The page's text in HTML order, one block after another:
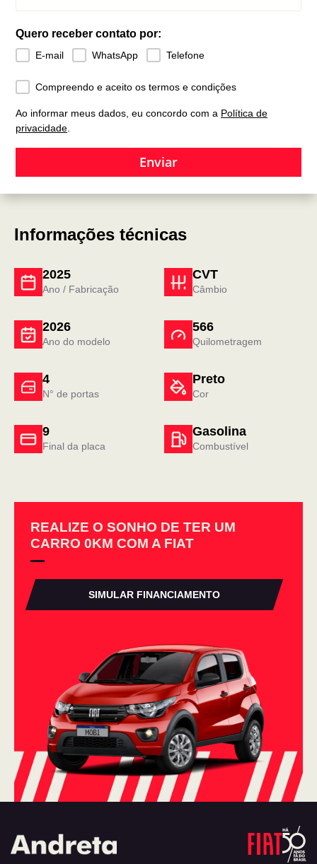
Quero receber contato por:
E-mail WhatsApp Telefone
Compreendo e aceito os termos e condições
Ao informar meus dados, eu concordo com a Política de
privacidade.
Enviar
Informações técnicas
2025
Ano / Fabricação
CVT
Câmbio
4
N° de portas
Preto
Cor
2026
Ano do modelo
566
Quilometragem
9
Final da placa
Gasolina
Combustível
REALIZE O SONHO DE TER UM
CARRO 0KM COM A FIAT
SIMULAR FINANCIAMENTO